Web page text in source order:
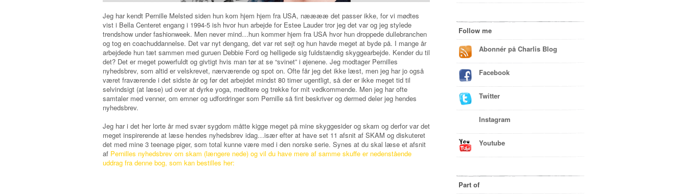
Jeg har kendt Pernille Melsted siden hun kom hjem hjem fra USA, nææææ det passer ikke, for vi mødtes
vist i Bella Centeret engang i 1994-5 ish hvor hun arbejde for Estee Lauder tror jeg det var og jeg stylede
trendshow under fashionweek. Men never mind…hun kommer hjem fra USA hvor hun droppede dullebranchen
og tog en coachuddannelse. Det var nyt dengang, det var ret sejt og hun havde meget at byde på. I mange år
arbejdede hun tæt sammen med guruen Debbie Ford og helligede sig fuldstændig skyggearbejde. Kender du til
det? Det er meget powerfuldt og givtigt hvis man tør at se “svinet” i øjenene. Jeg modtager Pernilles
nyhedsbrev, som altid er velskrevet, nærværende og spot on. Ofte får jeg det ikke læst, men jeg har jo også
været fraværende i det sidste år og før det arbejdet mindst 80 timer ugentligt, så der er ikke meget tid til
selvindsigt (at læse) ud over at dyrke yoga, meditere og trekke for mit vedkommende. Men jeg har ofte
samtaler med venner, om emner og udfordringer som Pernille så fint beskriver og dermed deler jeg hendes
nyhedsbrev.
Jeg har i det her lorte år med svær sygdom måtte kigge meget på mine skyggesider og skam og derfor var det
meget inspirerende at læse hendes nyhedsbrev idag…især efter at have set 11 afsnit af SKAM og diskuteret
det med mine 3 teenage piger, som total kunne være med i den norske serie. Synes at du skal læse et afsnit
af Pernilles nyhedsbrev om skam (længere nede) og vil du have mere af samme skuffe er nedenstående
uddrag fra denne bog, som kan bestilles her:
Follow me
Abonnér på Charlis Blog
Facebook
Twitter
Instagram
Youtube
Part of